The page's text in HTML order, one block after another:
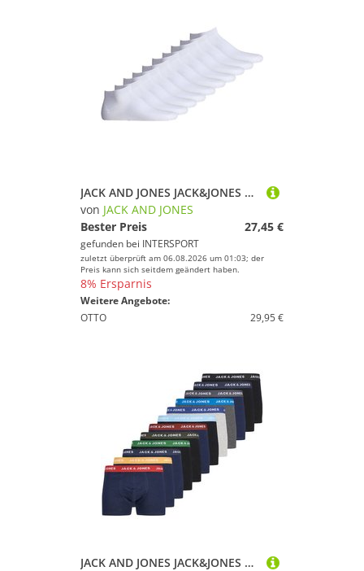
JACK AND JONES JACK&JONES Herren Sneakersocken 10er Pack - JACDONGO SOCKS, One Size
von JACK AND JONES
Bester Preis
27,45 €
gefunden bei INTERSPORT
zuletzt überprüft am 06.08.2026 um 01:03; der
Preis kann sich seitdem geändert haben.
8% Ersparnis
Weitere Angebote:
OTTO
29,95 €
JACK AND JONES JACK&JONES Herren Boxershorts, 12er Pack - JACSOLID TRUNKS, Baumwoll-Stretch, Logobund